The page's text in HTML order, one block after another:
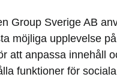
Škoda
Group Sverige AB
möjliga upplevelse
att anpassa innehåll
funktioner för